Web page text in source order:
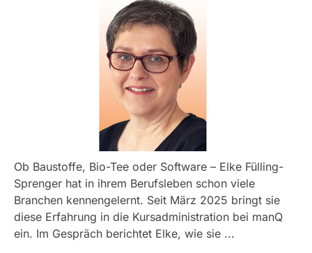
Ob Baustoffe, Bio-Tee oder Software – Elke Fülling-
Sprenger hat in ihrem Berufsleben schon viele
Branchen kennengelernt. Seit März 2025 bringt sie
diese Erfahrung in die Kursadministration bei manQ
ein. Im Gespräch berichtet Elke, wie sie ...